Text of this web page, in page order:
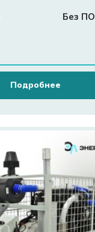
Без ПО
Подробнее